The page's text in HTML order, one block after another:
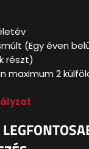
(Egy éven
részt)
maximum 2